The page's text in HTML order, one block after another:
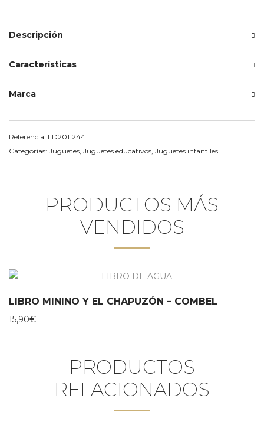
Descripción
Características
Marca
Referencia: LD2011244
Categorías: Juguetes, Juguetes educativos, Juguetes infantiles
PRODUCTOS MÁS
VENDIDOS
LIBRO MININO Y EL CHAPUZÓN – COMBEL
15,90€
PRODUCTOS
RELACIONADOS